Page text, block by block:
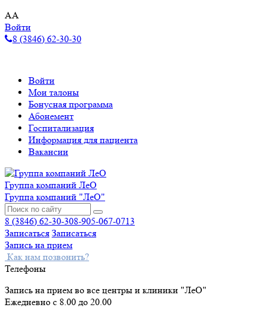
AA
Войти
8 (3846) 62-30-30
Войти
Мои талоны
Бонусная программа
Абонемент
Госпитализация
Информация для пациента
Вакансии
Группа компаний ЛеО
Группа компаний "ЛеО"
8 (3846) 62-30-308-905-067-0713
Записаться Записаться
Запись на прием
Как нам позвонить?
Телефоны
Запись на прием во все центры и клиники "ЛеО"
Ежедневно с 8.00 до 20.00